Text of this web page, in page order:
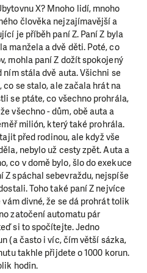
X? Mnoho lidí, mnoho
člověka nejzajímavější a
je příběh paní Z. Paní Z byla
manžela a dvě děti. Poté, co
mohla paní Z dožít spokojený
stála dvě auta. Všichni se
co se stalo, ale začala hrát na
se ptáte, co všechno prohrála,
všechno - dům, obě auta a
milión, který také prohrála.
před rodinou, ale když vše
nebylo už cesty zpět. Auta a
co v domě bylo, šlo do exekuce
Z spáchal sebevraždu, nejspíše
Toho také paní Z nejvíce
divné, že se dá prohrát tolik
zatočení automatu pár
si to spočítejte. Jedno
(a často i víc, čím větší sázka,
takhle přijdete o 1000 korun.
hodin.